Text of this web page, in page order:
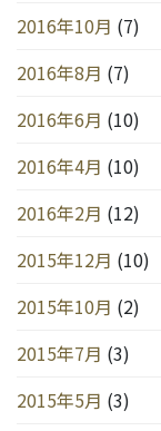
2016年10月 (7)
2016年8月 (7)
2016年6月 (10)
2016年4月 (10)
2016年2月 (12)
2015年12月 (10)
2015年10月 (2)
2015年7月 (3)
2015年5月 (3)